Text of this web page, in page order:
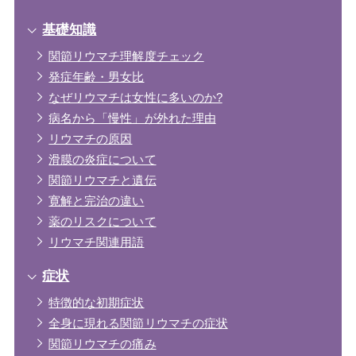
基礎知識
関節リウマチ理解度チェック
発症年齢・男女比
なぜリウマチは女性に多いのか?
病名から「慢性」が外れた理由
リウマチの原因
滑膜の炎症について
関節リウマチと遺伝
寛解と完治の違い
薬のリスクについて
リウマチ関連用語
症状
特徴的な初期症状
全身に現れる関節リウマチの症状
関節リウマチの痛み